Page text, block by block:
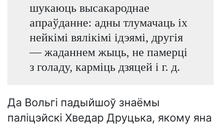
шукаюць высакароднае
апраўданне: адны тлумачаць іх
нейкімі вялікімі ідэямі, другія
— жаданнем жыць, не памерці
з голаду, карміць дзяцей і г. д.
Да Вольгі падыйшоў знаёмы
паліцэйскі Хведар Друцька, якому яна